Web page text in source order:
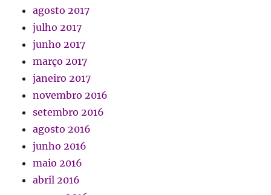
agosto 2017
julho 2017
junho 2017
março 2017
janeiro 2017
novembro 2016
setembro 2016
agosto 2016
junho 2016
maio 2016
abril 2016